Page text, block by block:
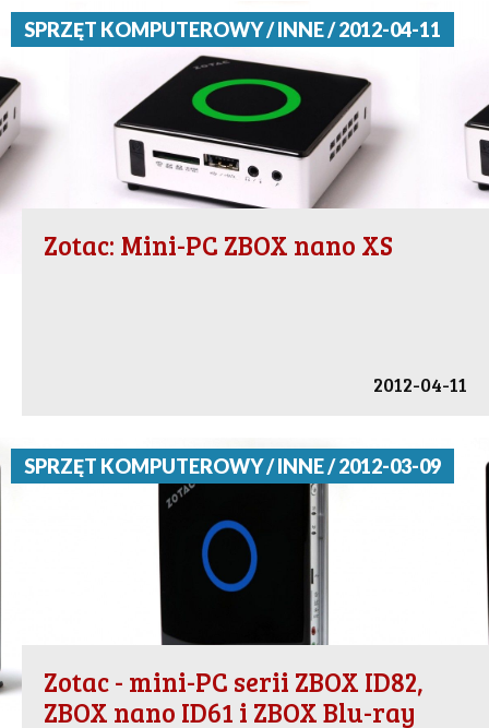
SPRZĘT KOMPUTEROWY / INNE / 2012-04-11
Zotac: Mini-PC ZBOX nano XS
2012-04-11
SPRZĘT KOMPUTEROWY / INNE / 2012-03-09
Zotac - mini-PC serii ZBOX ID82,
ZBOX nano ID61 i ZBOX Blu-ray